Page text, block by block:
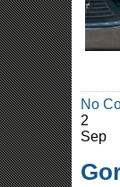
No
2
Sep